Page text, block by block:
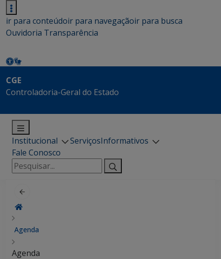
ir para conteúdoir para navegaçãoir para busca
Ouvidoria Transparência
CGE
Controladoria-Geral do Estado
Institucional ServiçosInformativos
Fale Conosco
Pesquisar
por:
Agenda
Agenda